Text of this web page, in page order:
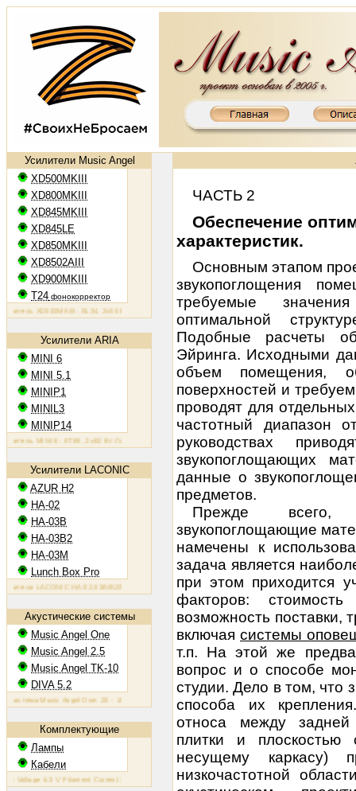
Усилители Music Angel
XD500MKIII
XD800MKIII
XD845MKIII
XD845LE
XD850MKIII
XD8502AIII
XD900MKIII
T24 фонокорректор
XD500MKIII: EL34, 2х50 ВтЛамповый усилитель XD800MKIII: KT88, 2х65 Вт
Усилители ARIA
MINI 6
MINI 5.1
MINIP1
MINIL3
MINIP14
MINI 6: KT88, 2х60 ВтЛамповый усилитель MINIP1: 6AQ5, 2х10 ВтЛамповый усилитель MINIL3:
Усилители LACONIC
AZUR H2
HA-02
HA-03B
HA-03B2
HA-03M
Lunch Box Pro
LACONIC HA-02,03B/B2/M: 6N6P, 2х1,2 Вт на 300 Ом
Акустические системы
Music Angel One
Music Angel 2.5
Music Angel TK-10
DIVA 5.2
Music Angel One: 20 - 100 Вт, 38 Гц - 30 кГц, 86 Дб/Вт/м Акустическая система Music Angel 2.5:
Комплектующие
Лампы
Кабели
6.3 V Filament Current 1.6 A Plate Voltage (max) 800 V Plate Current (max) 230 mA Plate
ЧАСТЬ 2
Обеспечение
характеристик.
Основным этапом
звукопоглощения
требуемые
оптимальной
Подобные расчеты
Эйринга. Исходными
объем помещения,
поверхностей и
проводят для
частотный диапазон
руководствах
звукопоглощающих
данные о
предметов.
Прежде всего,
звукопоглощающие
намечены к
задача является
при этом приходится
факторов:
возможность поставки,
включая системы
т.п. На этой же
вопрос и о способе
студии. Дело в том, что
способа их
относа между задней
плитки и
несущему каркасу)
низкочастотной